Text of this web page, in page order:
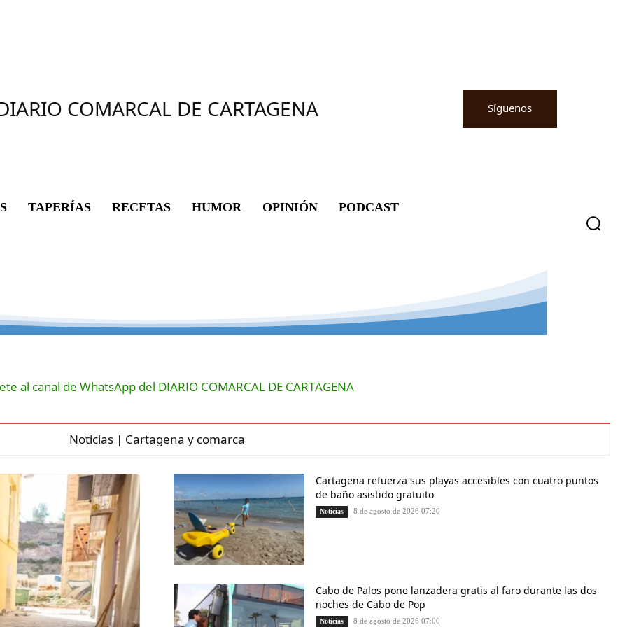
COMARCAL DE CARTAGENA Síguenos
TAPERÍAS RECETAS HUMOR OPINIÓN PODCAST
al canal de WhatsApp del DIARIO COMARCAL DE CARTAGENA
Noticias | Cartagena y comarca
Cartagena refuerza sus playas accesibles con cuatro puntos
de baño asistido gratuito
Noticias 8 de agosto de 2026 07:20
Cabo de Palos pone lanzadera gratis al faro durante las dos
noches de Cabo de Pop
Noticias 8 de agosto de 2026 07:00